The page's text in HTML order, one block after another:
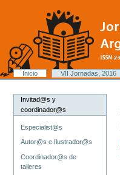
navegación
Secciones
Inicio VII Jornadas, 2016
Herramientas
Invitad@s y
coordinador@s
Especialist@s
Autor@s e Ilustrador@s
Coordinador@s de
talleres